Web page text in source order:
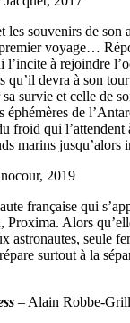
les souvenirs de son
voyage…
l’incite à rejoindre
qu’il devra à son
survie et celle de
éphémères de
froid qui l’attendent
marins jusqu’alors
2019
française qui
Proxima. Alors
astronautes, seule
surtout à la
– Alain Robbe-